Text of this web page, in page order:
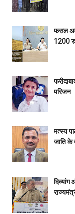
फसल
1200
परिजन
मत्स्य
जाति के
दिव्यांग